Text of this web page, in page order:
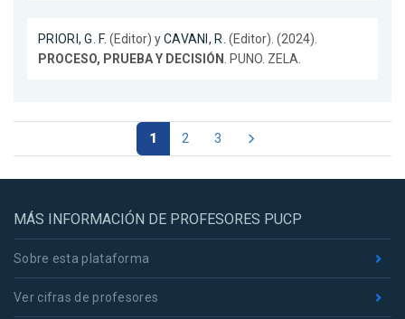
PRIORI, G. F. (Editor) yCAVANI, R. (Editor). (2024).
PROCESO, PRUEBA Y DECISIÓN . PUNO. ZELA.
1 2 3
MÁS INFORMACIÓN DE PROFESORES PUCP
Sobre esta plataforma
Ver cifras de profesores